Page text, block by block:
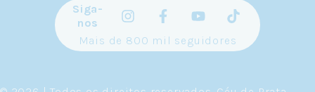
Siga-
nos
Mais de 800 mil seguidores